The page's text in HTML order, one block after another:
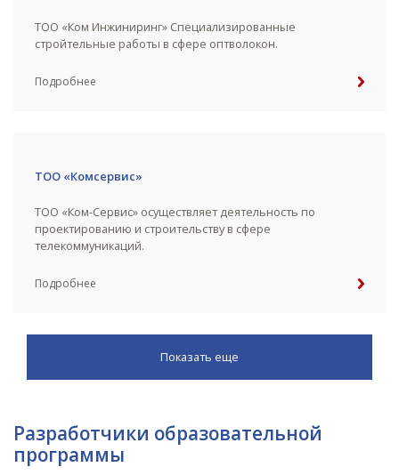
ТОО «Ком Инжиниринг» Специализированные
стройтельные работы в сфере оптволокон.
Подробнее
ТОО «Комсервис»
ТОО «Ком-Сервис» осуществляет деятельность по
проектированию и строительству в сфере
телекоммуникаций.
Подробнее
Показать еще
Разработчики образовательной
программы